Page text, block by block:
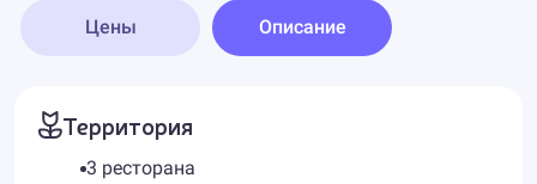
Цены Описание
Территория
3 ресторана